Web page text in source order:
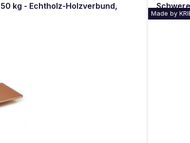
kg - Echtholz-Holzverbund,
Made by